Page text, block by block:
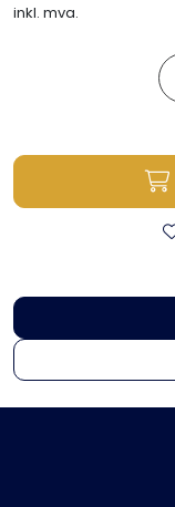
inkl. mva.
Outlet